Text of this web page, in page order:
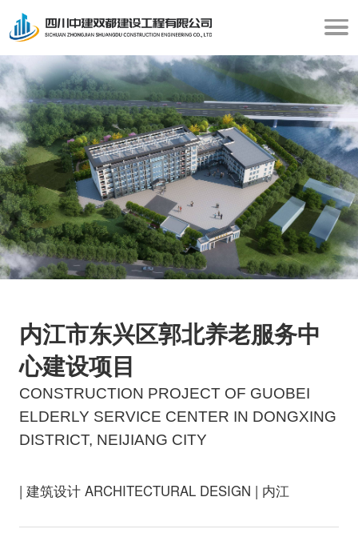
内江市东兴区郭北养老服务中
心建设项目
CONSTRUCTION PROJECT OF GUOBEI
ELDERLY SERVICE CENTER IN DONGXING
DISTRICT, NEIJIANG CITY
| 建筑设计 ARCHITECTURAL DESIGN | 内江